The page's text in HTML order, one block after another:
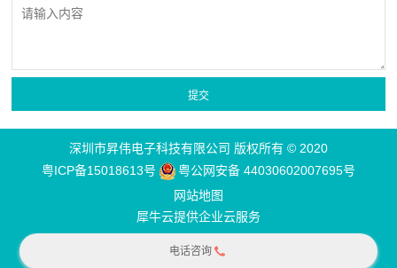
深圳市昇伟电子科技有限公司 版权所有 © 2020
粤ICP备15018613号
粤公网安备 44030602007695号
网站地图
犀牛云提供企业云服务
电话咨询